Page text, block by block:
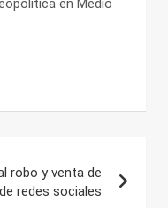
en Medio
robo y venta de
redes sociales